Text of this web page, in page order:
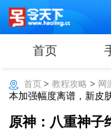
首页
首页>教程攻略 > 网
本加强幅度离谱，新皮
原神：八重神子